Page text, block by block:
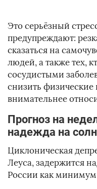
Это серьёзный
предупреждают:
сказаться на
людей, а также тех,
сосудистыми
снизить физические
внимательнее
Прогноз на
надежда на
Циклоническая
Леуса, задержится
России как